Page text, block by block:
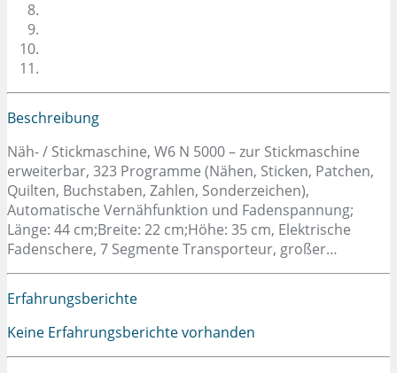
Beschreibung
Näh- / Stickmaschine, W6 N 5000 – zur Stickmaschine
erweiterbar, 323 Programme (Nähen, Sticken, Patchen,
Quilten, Buchstaben, Zahlen, Sonderzeichen),
Automatische Vernähfunktion und Fadenspannung;
Länge: 44 cm;Breite: 22 cm;Höhe: 35 cm, Elektrische
Fadenschere, 7 Segmente Transporteur, großer…
Erfahrungsberichte
Keine Erfahrungsberichte vorhanden